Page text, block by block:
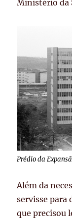
Ministério da
Prédio da
Além da
servisse para
que precisou